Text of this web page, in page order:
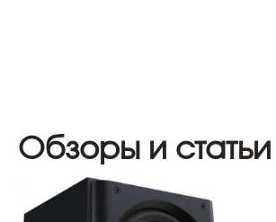
Обзоры и статьи